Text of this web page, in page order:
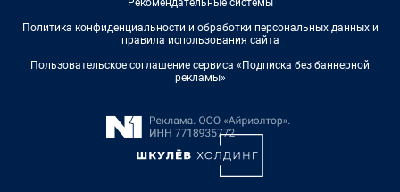
Рекомендательные системы
Политика конфиденциальности и обработки персональных данных и
правила использования сайта
Пользовательское соглашение сервиса «Подписка без баннерной
рекламы»